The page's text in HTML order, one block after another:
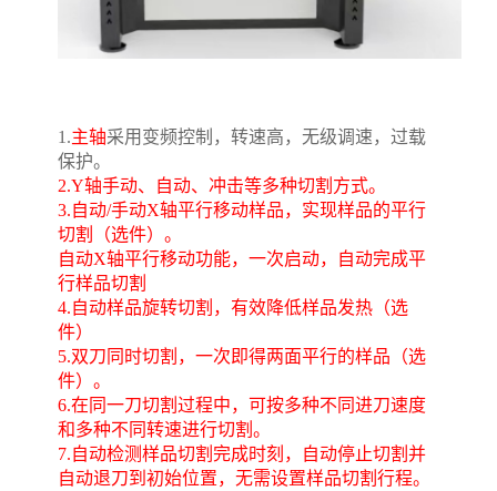
1.主轴采用变频控制，转速高，无级调速，过载
保护。
2.Y轴手动、自动、冲击等多种切割方式。
3.自动/手动X轴平行移动样品，实现样品的平行
切割（选件）。
自动X轴平行移动功能，一次启动，自动完成平
行样品切割
4.自动样品旋转切割，有效降低样品发热（选
件）
5.双刀同时切割，一次即得两面平行的样品（选
件）。
6.在同一刀切割过程中，可按多种不同进刀速度
和多种不同转速进行切割。
7.自动检测样品切割完成时刻，自动停止切割并
自动退刀到初始位置，无需设置样品切割行程。